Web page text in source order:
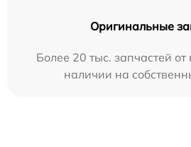
Оригинальные
Более 20 тыс. запчастей от
наличии на